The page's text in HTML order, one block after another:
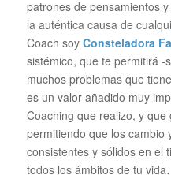
patrones de pensamientos
la auténtica causa de
Coach soy Consteladora
sistémico, que te permitirá -
muchos problemas que
es un valor añadido muy
Coaching que realizo, y
permitiendo que los cambio
consistentes y sólidos en el
todos los ámbitos de tu